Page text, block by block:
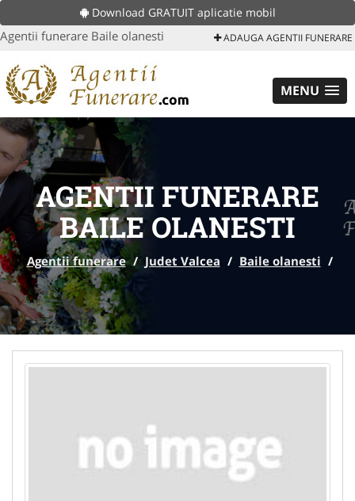
Download GRATUIT aplicatie mobil
Agentii funerare Baile olanesti ADAUGA AGENTII FUNERARE
MENU
AGENTII FUNERARE
BAILE OLANESTI
Agentii funerare / Judet Valcea / Baile olanesti /